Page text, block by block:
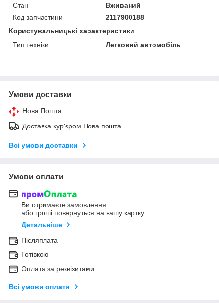
Стан
Вживаний
Код запчастини
2117900188
Користувальницькі характеристики
Тип техніки
Легковий автомобіль
Умови доставки
Нова Пошта
Доставка кур'єром Нова пошта
Всі умови доставки
Умови оплати
Ви отримаєте замовлення
або гроші повернуться на вашу картку
Детальніше
Післяплата
Готівкою
Оплата за реквізитами
Всі умови оплати